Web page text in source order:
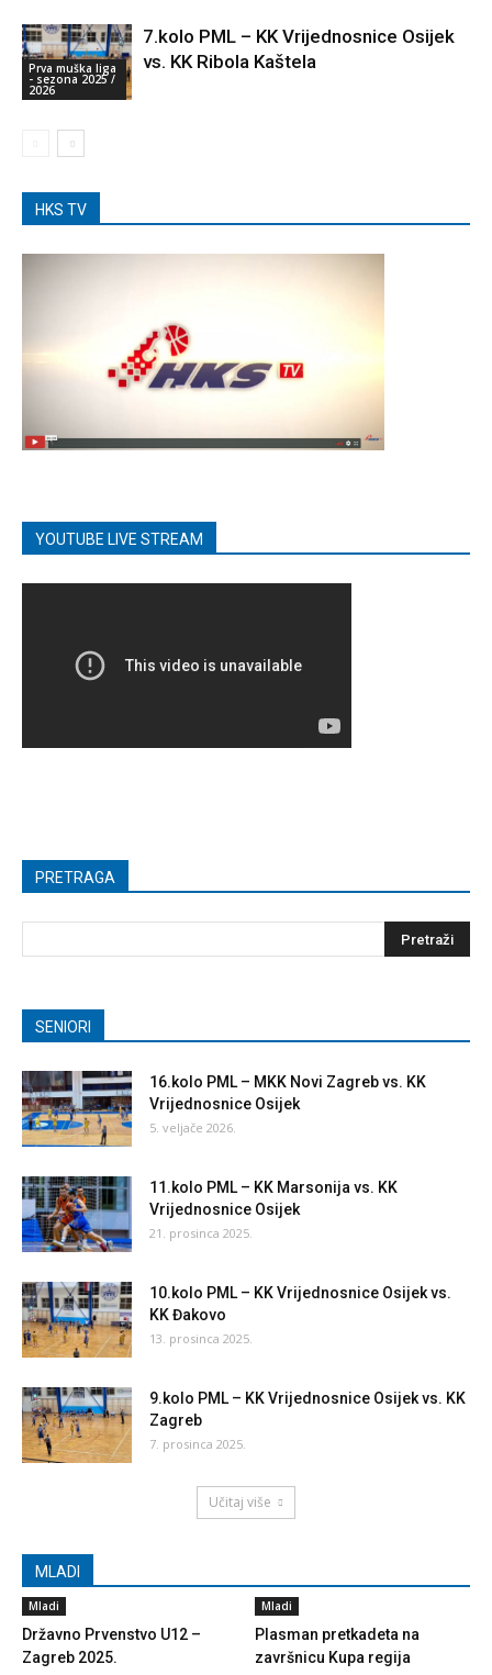
Prva muška liga
- sezona 2025 /
2026
7.kolo PML – KK Vrijednosnice Osijek
vs. KK Ribola Kaštela
HKS TV
YOUTUBE LIVE STREAM
PRETRAGA
SENIORI
16.kolo PML – MKK Novi Zagreb vs. KK
Vrijednosnice Osijek
5. veljače 2026.
11.kolo PML – KK Marsonija vs. KK
Vrijednosnice Osijek
21. prosinca 2025.
10.kolo PML – KK Vrijednosnice Osijek vs.
KK Đakovo
13. prosinca 2025.
9.kolo PML – KK Vrijednosnice Osijek vs. KK
Zagreb
7. prosinca 2025.
Učitaj više
MLADI
Mladi
Državno Prvenstvo U12 –
Zagreb 2025.
Mladi
Plasman pretkadeta na
završnicu Kupa regija